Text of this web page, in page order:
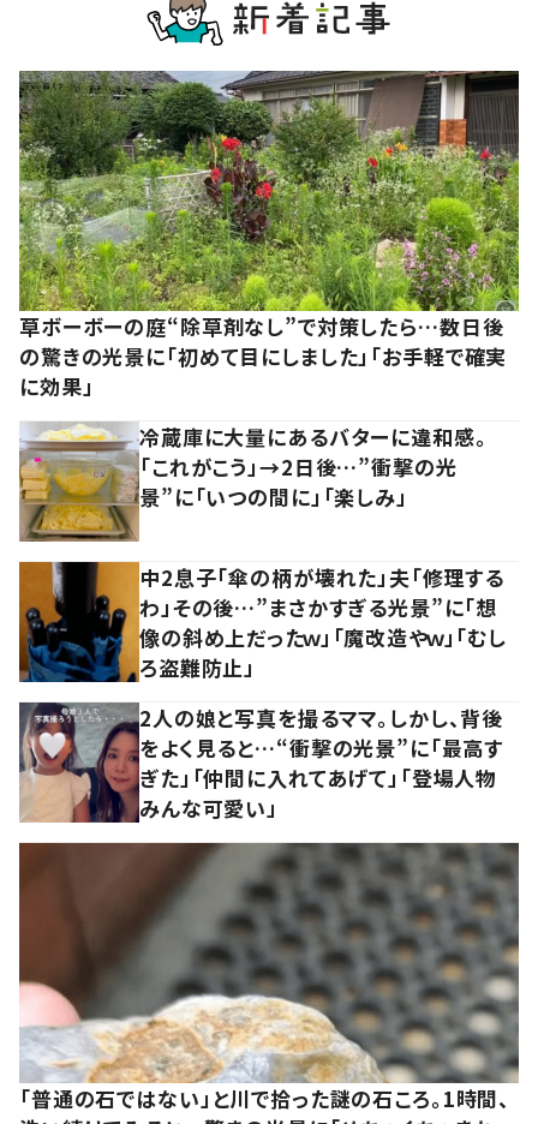
草ボーボーの庭“除草剤なし”で対策したら…数日後
の驚きの光景に「初めて目にしました」「お手軽で確実
に効果」
冷蔵庫に大量にあるバターに違和感。
「これがこう」→2日後…”衝撃の光
景”に「いつの間に」「楽しみ」
中2息子「傘の柄が壊れた」夫「修理する
わ」その後…”まさかすぎる光景”に「想
像の斜め上だったｗ」「魔改造やｗ」「むし
ろ盗難防止」
2人の娘と写真を撮るママ。しかし、背後
をよく見ると…“衝撃の光景”に「最高す
ぎた」「仲間に入れてあげて」「登場人物
みんな可愛い」
「普通の石ではない」と川で拾った謎の石ころ。1時間、